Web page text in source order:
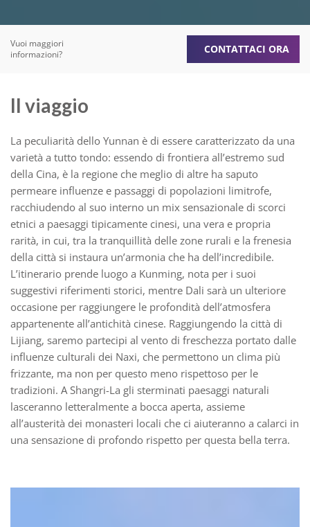
Vuoi maggiori
informazioni?
CONTATTACI ORA
Il viaggio
La peculiarità dello Yunnan è di essere caratterizzato da una
varietà a tutto tondo: essendo di frontiera all’estremo sud
della Cina, è la regione che meglio di altre ha saputo
permeare influenze e passaggi di popolazioni limitrofe,
racchiudendo al suo interno un mix sensazionale di scorci
etnici a paesaggi tipicamente cinesi, una vera e propria
rarità, in cui, tra la tranquillità delle zone rurali e la frenesia
della città si instaura un’armonia che ha dell’incredibile.
L’itinerario prende luogo a Kunming, nota per i suoi
suggestivi riferimenti storici, mentre Dali sarà un ulteriore
occasione per raggiungere le profondità dell’atmosfera
appartenente all’antichità cinese. Raggiungendo la città di
Lijiang, saremo partecipi al vento di freschezza portato dalle
influenze culturali dei Naxi, che permettono un clima più
frizzante, ma non per questo meno rispettoso per le
tradizioni. A Shangri-La gli sterminati paesaggi naturali
lasceranno letteralmente a bocca aperta, assieme
all’austerità dei monasteri locali che ci aiuteranno a calarci in
una sensazione di profondo rispetto per questa bella terra.